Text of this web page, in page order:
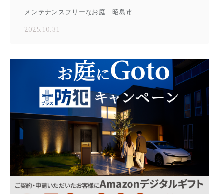
メンテナンスフリーなお庭 昭島市
2025.10.31